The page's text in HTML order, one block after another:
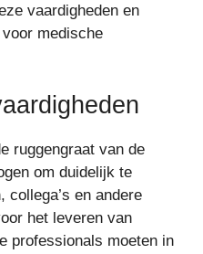
vaardigheden en
medische
ruggengraat van de
om duidelijk te
collega’s en andere
het leveren van
professionals moeten in